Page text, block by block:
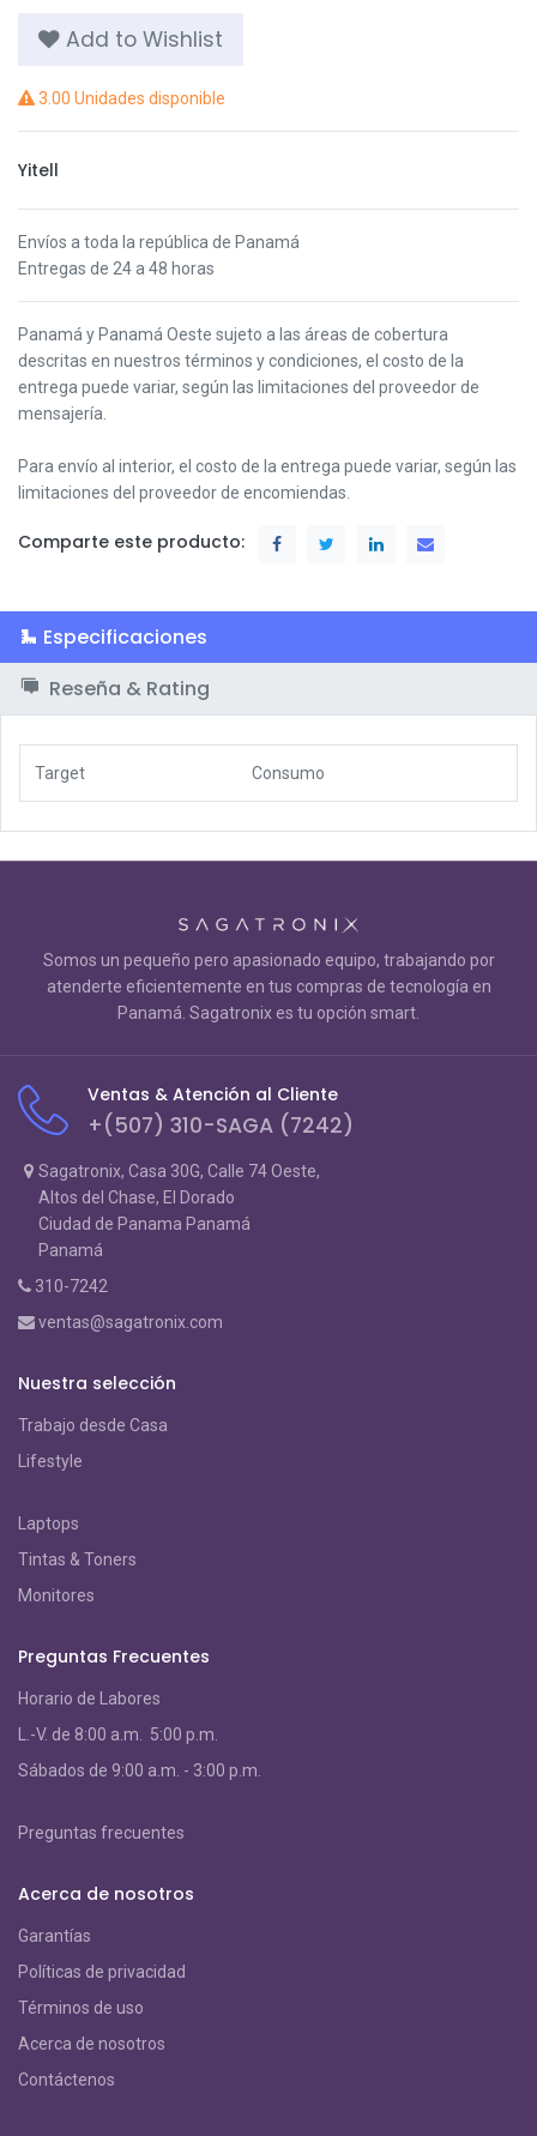
Add to Wishlist
3.00 Unidades disponible
Yitell
Envíos a toda la república de Panamá
Entregas de 24 a 48 horas
Panamá y Panamá Oeste sujeto a las áreas de cobertura
descritas en nuestros términos y condiciones, el costo de la
entrega puede variar, según las limitaciones del proveedor de
mensajería.
Para envío al interior, el costo de la entrega puede variar, según las
limitaciones del proveedor de encomiendas.
Comparte este producto:
Especificaciones
Reseña & Rating
Target Consumo
Somos un pequeño pero apasionado equipo, trabajando por
atenderte eficientemente en tus compras de tecnología en
Panamá. Sagatronix es tu opción smart.
Ventas & Atención al Cliente
+(507) 310-SAGA (7242)
Sagatronix, Casa 30G, Calle 74 Oeste,
Altos del Chase, El Dorado
Ciudad de Panama Panamá
Panamá
310-7242
ventas@sagatronix.com
Nuestra selección
Trabajo desde Casa
Lifestyle
Laptops
Tintas & Toners
Monitores
Preguntas Frecuentes
Horario de Labores
L.-V. de 8:00 a.m. 5:00 p.m.
Sábados de 9:00 a.m. - 3:00 p.m.
Preguntas frecuentes
Acerca de nosotros
Garantías
Políticas de privacidad
Términos de uso
Acerca de nosotros
Contáctenos